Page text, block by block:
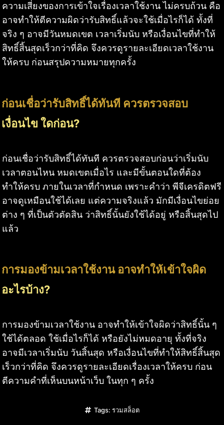
ความเสี่ยงของการเข้าใจเรื่องเวลาใช้งาน ไม่ครบถ้วน คือ
อาจทำให้ตีความผิดว่ารับสิทธิ์แล้วจะใช้เมื่อไรก็ได้ ทั้งที่
จริง ๆ อาจมีวันหมดเขต เวลาเริ่มนับ หรือเงื่อนไขที่ทำให้
สิทธิ์สิ้นสุดเร็วกว่าที่คิด จึงควรดูรายละเอียดเวลาใช้งาน
ให้ครบ ก่อนสรุปความหมายทุกครั้ง
ก่อนเชื่อว่ารับสิทธิ์ได้ทันที ควรตรวจสอบ
เงื่อนไข ใดก่อน?
ก่อนเชื่อว่ารับสิทธิ์ได้ทันที ควรตรวจสอบก่อนว่าเริ่มนับ
เวลาตอนไหน หมดเขตเมื่อไร และมีขั้นตอนใดที่ต้อง
ทำให้ครบ ภายในเวลาที่กำหนด เพราะคำว่า พีจีเครดิตฟรี
อาจดูเหมือนใช้ได้เลย แต่ความจริงแล้ว มักมีเงื่อนไขย่อย
ต่าง ๆ ที่เป็นตัวตัดสิน ว่าสิทธิ์นั้นยังใช้ได้อยู่ หรือสิ้นสุดไป
แล้ว
การมองข้ามเวลาใช้งาน อาจทำให้เข้าใจผิด
อะไรบ้าง?
การมองข้ามเวลาใช้งาน อาจทำให้เข้าใจผิดว่าสิทธิ์นั้น ๆ
ใช้ได้ตลอด ใช้เมื่อไรก็ได้ หรือยังไม่หมดอายุ ทั้งที่จริง
อาจมีเวลาเริ่มนับ วันสิ้นสุด หรือเงื่อนไขที่ทำให้สิทธิ์สิ้นสุด
เร็วกว่าที่คิด จึงควรดูรายละเอียดเรื่องเวลาให้ครบ ก่อน
ตีความคำที่เห็นบนหน้าเว็บ ในทุก ๆ ครั้ง
Tags: รวมสล็อต